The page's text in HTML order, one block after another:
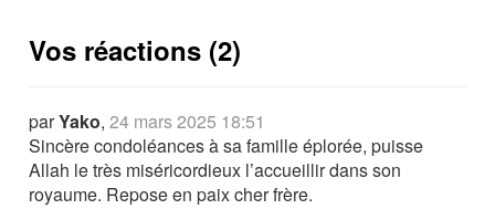
Vos réactions (2)
parYako,24 mars 2025 18:51
Sincère condoléances à sa famille éplorée, puisse
Allah le très miséricordieux l’accueillir dans son
royaume. Repose en paix cher frère.